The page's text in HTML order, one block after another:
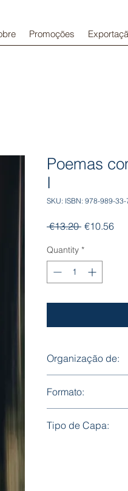
Promoções
Poemas
I
SKU: ISBN: 978-989-
€13.20 Regular
€10.56Sale
Quantity *
Organização de:
Formato:
Tipo de Capa: